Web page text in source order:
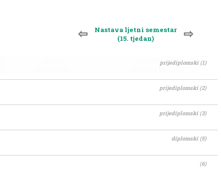
⇦
Nastava ljetni semestar
(15. tjedan)
⇨
prijediplomski (1)
prijediplomski (2)
prijediplomski (3)
diplomski (5)
(6)
SUBOTA